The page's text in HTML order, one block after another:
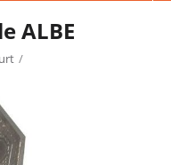
ALBE
/